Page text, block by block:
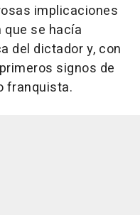
implicaciones
se hacía
del dictador y, con
signos de
franquista.